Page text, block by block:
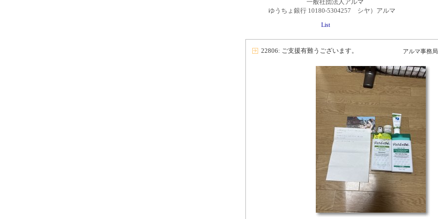
一般社団法人アルマ
ゆうちょ銀行 10180-5304257 シヤ）アルマ
List
22806: ご支援有難うございます。 アルマ事務局